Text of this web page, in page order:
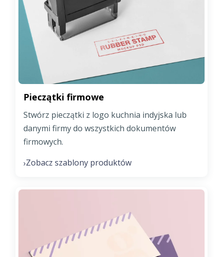
Pieczątki firmowe
Stwórz pieczątki z logo kuchnia indyjska lub
danymi firmy do wszystkich dokumentów
firmowych.
›Zobacz szablony produktów